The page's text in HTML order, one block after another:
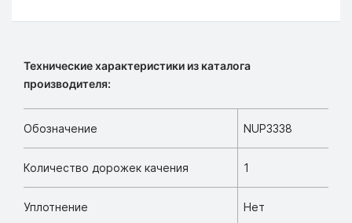
Технические характеристики из каталога
производителя:
Обозначение NUP3338
Количество дорожек качения 1
Уплотнение Нет